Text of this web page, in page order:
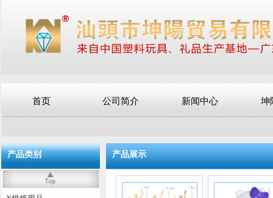
首页 公司简介 新闻中心 坤
产品类别 产品展示